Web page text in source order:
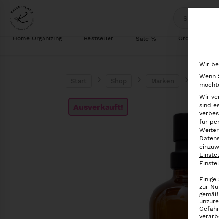
Home Organizing Bestseller Sale % Ordnung im
Ausverkauft!
Wir
Wenn
Wir
sind
für
Einige
zur